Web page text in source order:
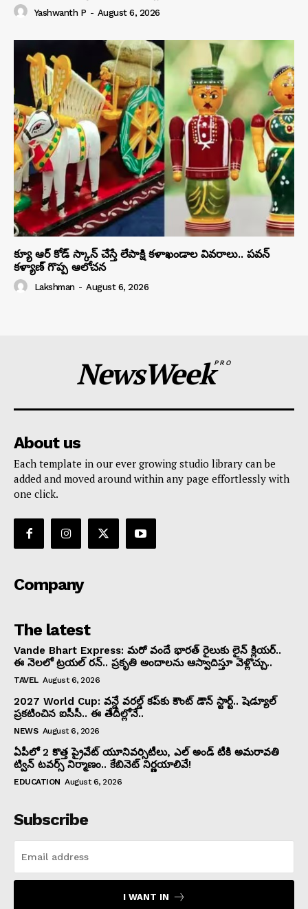
Yashwanth P - August 6, 2026
క్యూ ఆర్ కోడ్ స్కాన్ చేస్తే లేపాక్షి కళాఖండాల వివరాలు.. పవన్
కళ్యాణ్ గొప్ప ఆలోచన
Lakshman - August 6, 2026
NewsWeekPRO
About us
Each template in our ever growing studio library can be
added and moved around within any page effortlessly with
one click.
Company
The latest
Vande Bhart Express: మరో వందే భారత్ రైలుకు లైన్ క్లియర్..
ఈ నెలలో ట్రయల్ రన్.. ప్రకృతి అందాలను ఆస్వాదిస్తూ వెళ్లొచ్చు..
TAVEL August 6, 2026
2027 World Cup: వన్డే వరల్డ్ కప్‌కు కౌంట్ డౌన్ స్టార్ట్.. షెడ్యూల్
ప్రకటించిన ఐసీసీ.. ఈ తేదీల్లోనే..
NEWS August 6, 2026
ఏపీలో 2 కొత్త ప్రైవేట్‌ యూనివర్సిటీలు, ఎల్ అండ్ టీకి అమరావతి
ట్విన్‌ టవర్స్‌ నిర్మాణం.. కేబినెట్ నిర్ణయాలివే!
EDUCATION August 6, 2026
Subscribe
I WANT IN